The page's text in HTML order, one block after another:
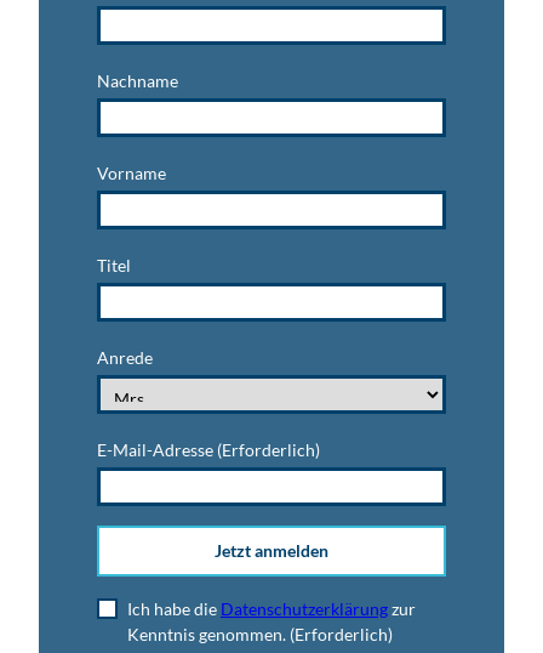
Nachname
Vorname
Titel
Anrede
E-Mail-Adresse (Erforderlich)
Jetzt anmelden
Ich habe die Datenschutzerklärungzur
Kenntnis genommen. (Erforderlich)